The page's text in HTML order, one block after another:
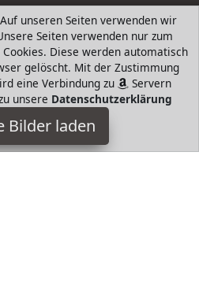
Auf unseren Seiten verwenden wir
Seiten verwenden nur zum
Diese werden automatisch
gelöscht. Mit der Zustimmung
eine Verbindung zu
Servern
unsere Datenschutzerklärung
Bilder laden